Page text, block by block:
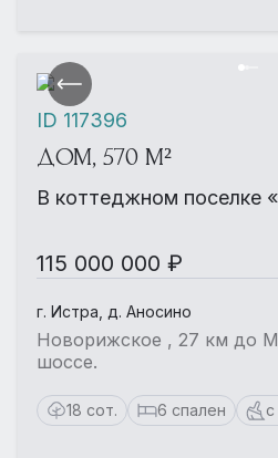
ДОМ, 570 М²
В коттеджном поселке
115 000 000 ₽
г. Истра, д. Аносино
Новорижское , 27 км до
шоссе.
18 сот. 6 спален
ID 117396